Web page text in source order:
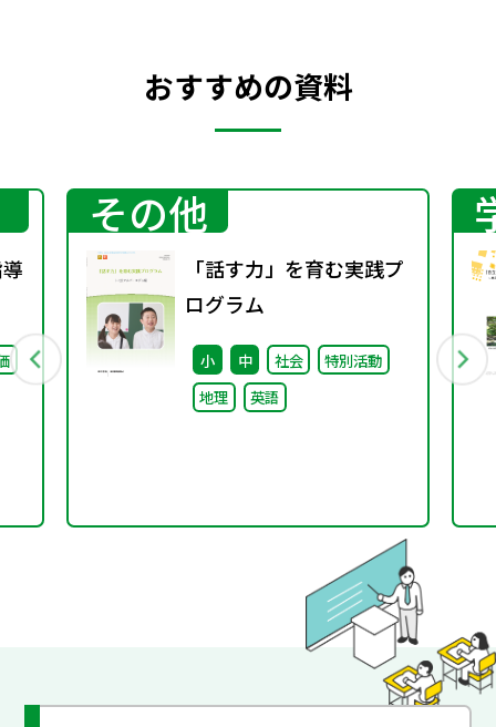
おすすめの資料
その他
「話す力」を育む実践プ
ログラム
小 中 社会
特別活動
地理
英語